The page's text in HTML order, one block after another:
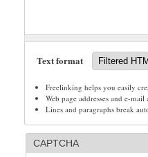
Text format
Freelinking helps you easily
Web page addresses and e-
Lines and paragraphs break
CAPTCHA